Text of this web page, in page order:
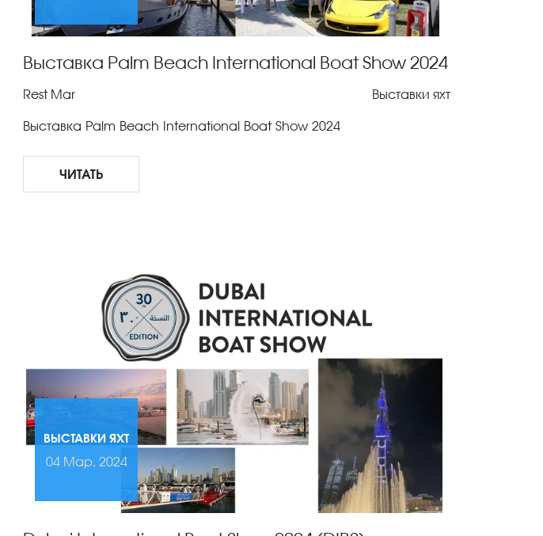
Выставка Palm Beach International Boat Show 2024
Rest Mar Выставки яхт
Выставка Palm Beach International Boat Show 2024
ЧИТАТЬ
ВЫСТАВКИ ЯХТ
04 Мар, 2024